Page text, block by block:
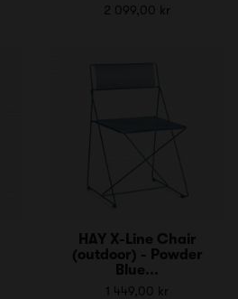
2 099,00 kr
HAY X-Line Chair
(outdoor) - Powder
Blue...
1 449,00 kr